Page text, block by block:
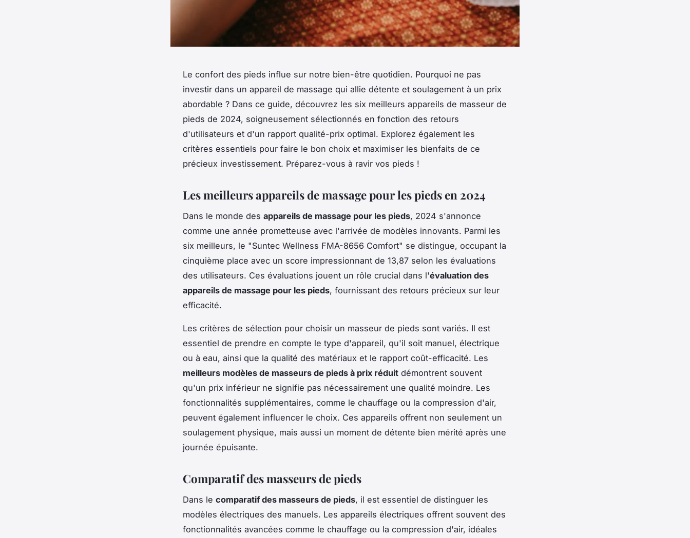
Le confort des pieds influe sur notre bien-être quotidien. Pourquoi ne pas
investir dans un appareil de massage qui allie détente et soulagement à un prix
abordable ? Dans ce guide, découvrez les six meilleurs appareils de masseur de
pieds de 2024, soigneusement sélectionnés en fonction des retours
d'utilisateurs et d'un rapport qualité-prix optimal. Explorez également les
critères essentiels pour faire le bon choix et maximiser les bienfaits de ce
précieux investissement. Préparez-vous à ravir vos pieds !
Les meilleurs appareils de massage pour les pieds en 2024
Dans le monde des appareils de massage pour les pieds, 2024 s'annonce
comme une année prometteuse avec l'arrivée de modèles innovants. Parmi les
six meilleurs, le "Suntec Wellness FMA-8656 Comfort" se distingue, occupant la
cinquième place avec un score impressionnant de 13,87 selon les évaluations
des utilisateurs. Ces évaluations jouent un rôle crucial dans l'évaluation des
appareils de massage pour les pieds, fournissant des retours précieux sur leur
efficacité.
Les critères de sélection pour choisir un masseur de pieds sont variés. Il est
essentiel de prendre en compte le type d'appareil, qu'il soit manuel, électrique
ou à eau, ainsi que la qualité des matériaux et le rapport coût-efficacité. Les
meilleurs modèles de masseurs de pieds à prix réduit démontrent souvent
qu'un prix inférieur ne signifie pas nécessairement une qualité moindre. Les
fonctionnalités supplémentaires, comme le chauffage ou la compression d'air,
peuvent également influencer le choix. Ces appareils offrent non seulement un
soulagement physique, mais aussi un moment de détente bien mérité après une
journée épuisante.
Comparatif des masseurs de pieds
Dans le comparatif des masseurs de pieds, il est essentiel de distinguer les
modèles électriques des manuels. Les appareils électriques offrent souvent des
fonctionnalités avancées comme le chauffage ou la compression d'air, idéales